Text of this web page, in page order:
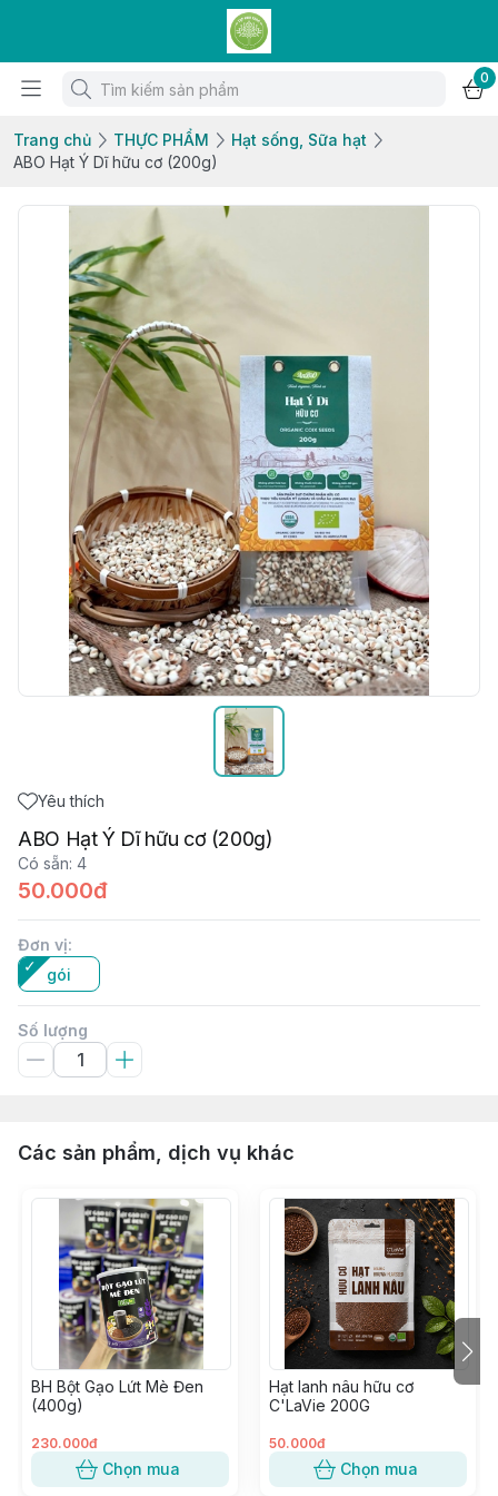
0
Trang chủ THỰC PHẨM
Hạt sống, Sữa hạt
ABO Hạt Ý Dĩ hữu cơ (200g)
Yêu thích
ABO Hạt Ý Dĩ hữu cơ (200g)
Có sẵn: 4
50.000đ
Đơn vị:
gói
Số lượng
Các sản phẩm, dịch vụ khác
BH Bột Gạo Lứt Mè Đen
(400g)
230.000đ
Chọn mua
Hạt lanh nâu hữu cơ
C'LaVie 200G
50.000đ
Chọn mua